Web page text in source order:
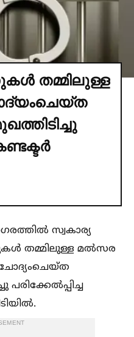
തമ്മിലുള്ള
സ്വകാര്യ
തമ്മിലുള്ള മല്‍സര
ചോദ്യംചെയ്ത
പരിക്കേല്‍പ്പിച്ച